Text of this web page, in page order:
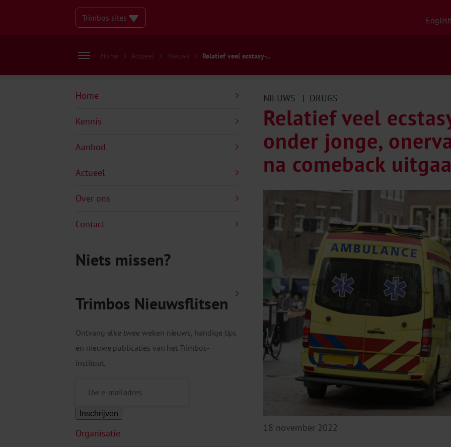
Trimbos sites English
Home Actueel Nieuws Relatief veel ecstasy-...
Home
Kennis
Aanbod
Actueel
Over ons
Contact
Niets missen?
Trimbos Nieuwsflitsen
Ontvang elke twee weken nieuws, handige tips
en nieuwe publicaties van het Trimbos-
instituut.
Inschrijven
Organisatie
NIEUWS | DRUGS
Relatief veel
onder jonge,
na comeback
18 november 2022